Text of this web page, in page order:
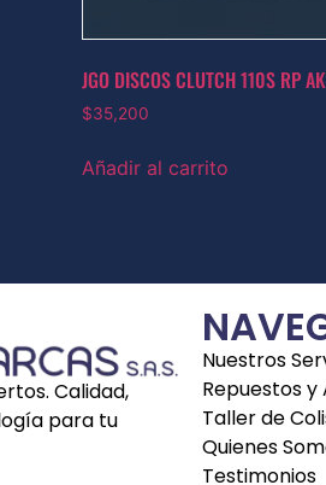
JGO DISCOS CLUTCH 110S RP
$35,200
Añadir al carrito
Calidad,
para tu
Nuestros
Repuestos
Taller de
Quienes
Testimonios